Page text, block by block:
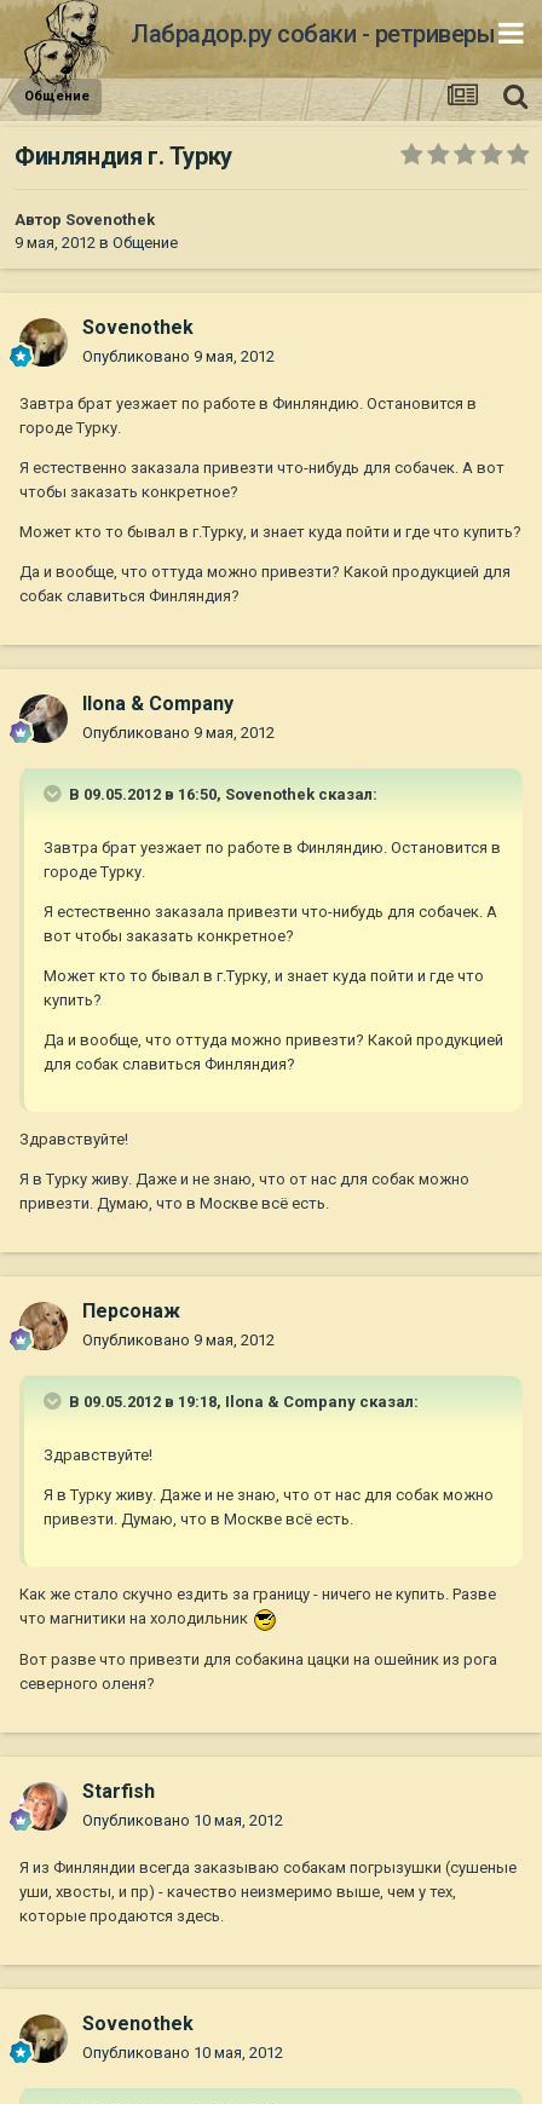
Лабрадор.ру собаки - ретриверы
Общение
Финляндия г. Турку
Автор Sovenothek
9 мая, 2012 в Общение
Sovenothek
Опубликовано 9 мая, 2012
Завтра брат уезжает по работе в Финляндию. Остановится в
городе Турку.
Я естественно заказала привезти что-нибудь для собачек. А вот
чтобы заказать конкретное?
Может кто то бывал в г.Турку, и знает куда пойти и где что купить?
Да и вообще, что оттуда можно привезти? Какой продукцией для
собак славиться Финляндия?
Ilona & Company
Опубликовано 9 мая, 2012
В 09.05.2012 в 16:50, Sovenothek сказал:
Завтра брат уезжает по работе в Финляндию. Остановится в
городе Турку.
Я естественно заказала привезти что-нибудь для собачек. А
вот чтобы заказать конкретное?
Может кто то бывал в г.Турку, и знает куда пойти и где что
купить?
Да и вообще, что оттуда можно привезти? Какой продукцией
для собак славиться Финляндия?
Здравствуйте!
Я в Турку живу. Даже и не знаю, что от нас для собак можно
привезти. Думаю, что в Москве всё есть.
Персонаж
Опубликовано 9 мая, 2012
В 09.05.2012 в 19:18, Ilona & Company сказал:
Здравствуйте!
Я в Турку живу. Даже и не знаю, что от нас для собак можно
привезти. Думаю, что в Москве всё есть.
Как же стало скучно ездить за границу - ничего не купить. Разве
что магнитики на холодильник
Вот разве что привезти для собакина цацки на ошейник из рога
северного оленя?
Starfish
Опубликовано 10 мая, 2012
Я из Финляндии всегда заказываю собакам погрызушки (сушеные
уши, хвосты, и пр) - качество неизмеримо выше, чем у тех,
которые продаются здесь.
Sovenothek
Опубликовано 10 мая, 2012